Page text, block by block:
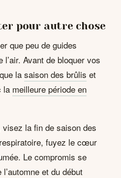
pour autre chose
que peu de guides
Avant de bloquer vos
lasaison des brûlis et
la meilleure période en
visez la fin de saison des
fuyez le cœur
Le compromis se
et du début